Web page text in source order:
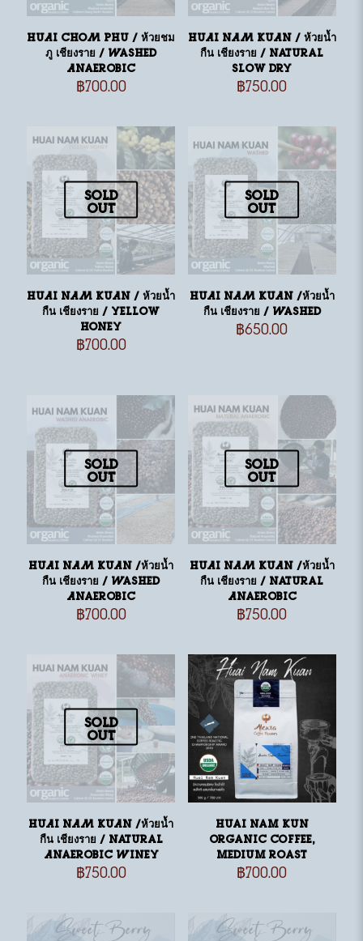
HUAI CHOM PHU / ห้วยชม
ภู เชียงราย / Washed
Anaerobic
฿700.00
HUAI NAM KUAN / ห้วยน้ำ
กืน เชียงราย / Natural
Slow Dry
฿750.00
Sold
out
HUAI NAM KUAN / ห้วยน้ำ
กืน เชียงราย / Yellow
Honey
฿700.00
Sold
out
HUAI NAM KUAN /ห้วยน้ำ
กืน เชียงราย / Washed
฿650.00
Sold
out
HUAI NAM KUAN /ห้วยน้ำ
กืน เชียงราย / Washed
Anaerobic
฿700.00
Sold
out
HUAI NAM KUAN /ห้วยน้ำ
กืน เชียงราย / Natural
Anaerobic
฿750.00
Sold
out
HUAI NAM KUAN /ห้วยน้ำ
กืน เชียงราย / Natural
Anaerobic Winey
฿750.00
Huai Nam Kun
Organic Coffee,
medium roast
฿700.00